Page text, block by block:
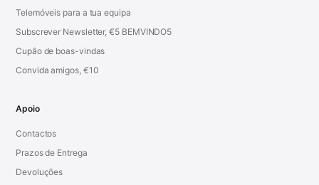
Telemóveis para a tua equipa
Subscrever Newsletter, €5 BEMVINDO5
Cupão de boas-vindas
Convida amigos, €10
Apoio
Contactos
Prazos de Entrega
Devoluções